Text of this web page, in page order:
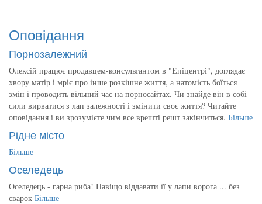
Оповідання
Порнозалежний
Олексій працює продавцем-консультантом в "Епіцентрі", доглядає
хвору матір і мріє про інше розкішне життя, а натомість боїться
змін і проводить вільний час на порносайтах. Чи знайде він в собі
сили вирватися з лап залежності і змінити своє життя? Читайте
оповідання і ви зрозумієте чим все врешті решт закінчиться. Більше
Рідне місто
Більше
Оселедець
Оселедець - гарна риба! Навіщо віддавати її у лапи ворога ... без
сварок Більше